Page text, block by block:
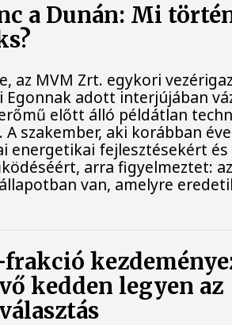
a Dunán: Mi
az MVM Zrt. egykori
Egonnak adott interjújában
előtt álló példátlan
A szakember, aki korábban
energetikai fejlesztésekért és
arra figyelmeztet:
van, amelyre
kedden legyen az